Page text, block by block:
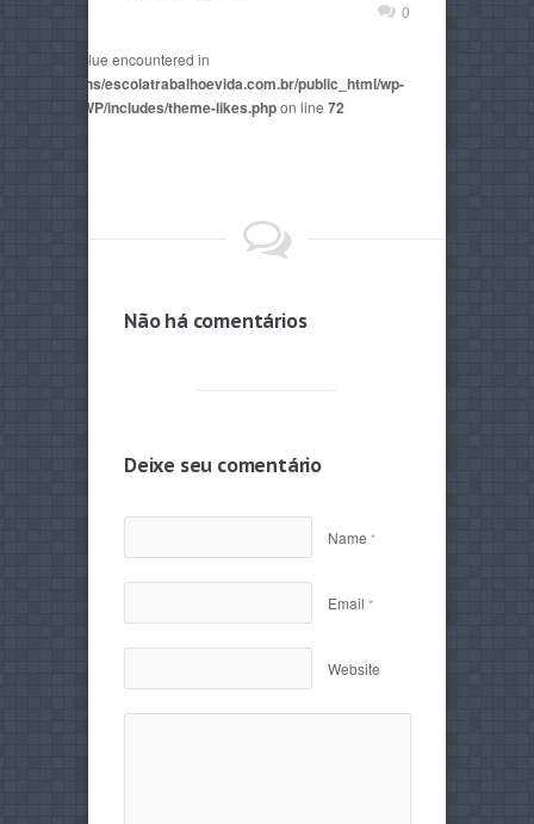
0
numeric value encountered in
domains/escolatrabalhoevida.com.br/public_html/wp-
AegaeusWP/includes/theme-likes.phpon line 72
Não há comentários
Deixe seu comentário
Name *
Email *
Website